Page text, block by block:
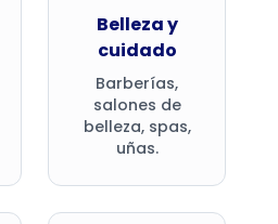
Belleza y
cuidado
Barberías,
salones de
belleza, spas,
uñas.